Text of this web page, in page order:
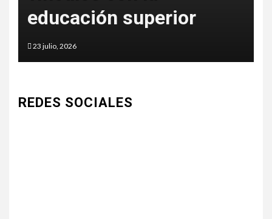
artificial de Google
5 junio, 2026
REDES SOCIALES